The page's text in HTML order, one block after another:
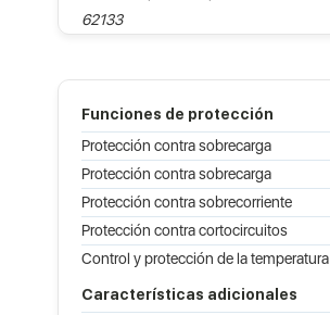
62133
Funciones de protección
Protección contra sobrecarga
Protección contra sobrecarga
Protección contra sobrecorriente
Protección contra cortocircuitos
Control y protección de la temperatura
Características adicionales